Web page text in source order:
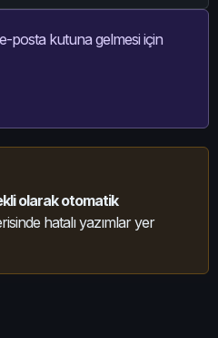
posta kutuna gelmesi için
olarak otomatik
hatalı yazımlar yer